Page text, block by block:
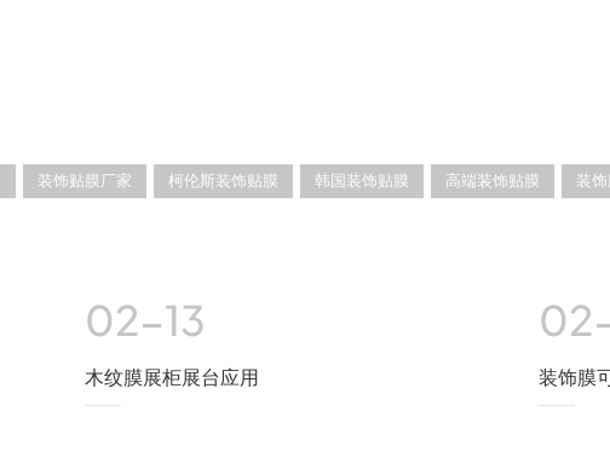
装饰贴膜厂家 柯伦斯装饰贴膜 韩国装饰贴膜 高端装饰贴膜 装
02-13
木纹膜展柜展台应用 装饰膜